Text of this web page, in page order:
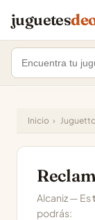
juguetes
Inicio ›
Alcaniz — Es
podrás: